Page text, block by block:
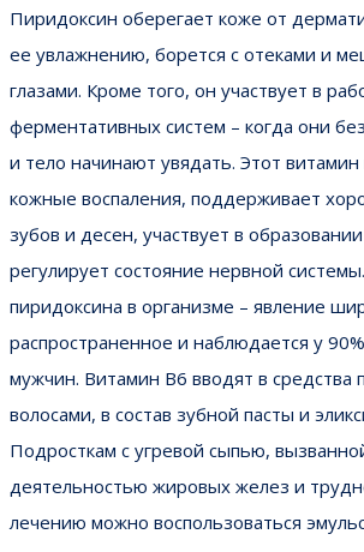
Пиридоксин оберегает коже от
ее увлажнению, борется с отеками и
глазами. Кроме того, он участвует в
ферментативных систем – когда они
и тело начинают увядать. Этот
кожные воспаления, поддерживает
зубов и десен, участвует в
регулирует состояние нервной
пиридоксина в организме – явление
распространенное и наблюдается у
мужчин. Витамин В6 вводят в средства
волосами, в состав зубной пасты и
Подросткам с угревой сыпью,
деятельностью жировых желез и
лечению можно воспользоваться